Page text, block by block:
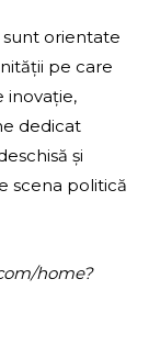
sunt orientate
pe care
inovație,
dedicat
și
scena politică
home?